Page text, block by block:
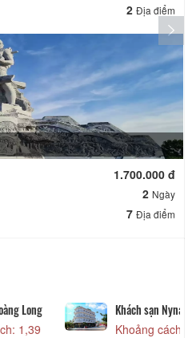
2 Địa điểm
1.700.000 đ
2 Ngày
7 Địa điểm
Khách sạn Lâm Kiều
Khoảng cách: 930